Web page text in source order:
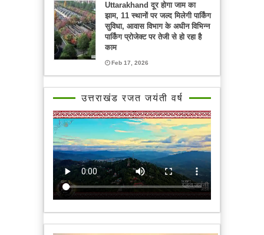
Uttarakhand दूर होगा जाम का
झाम, 11 स्थानों पर जल्द मिलेगी पार्किंग
सुविधा, आवास विभाग के अधीन विभिन्न
पार्किंग प्रोजेक्ट पर तेजी से हो रहा है
काम
Feb 17, 2026
उत्तराखंड रजत जयंती वर्ष